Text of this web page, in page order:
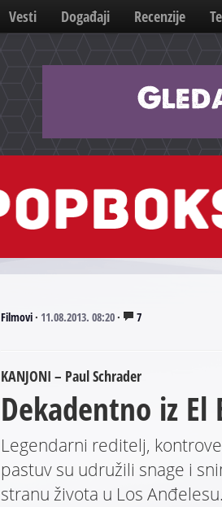
Vesti Događaji Recenzije
Filmovi· 11.08.2013. 08:20· 7
KANJONI – Paul Schrader
Dekadentno iz El
Legendarni reditelj,
pastuv su udružili snage i
stranu života u Los Anđelesu.